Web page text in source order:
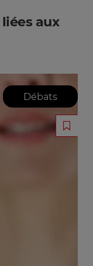
aux
Débats